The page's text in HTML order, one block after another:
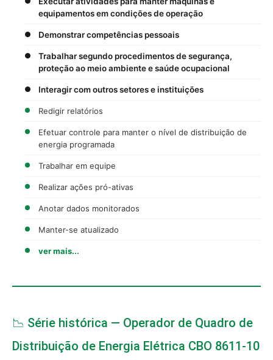
equipamentos em condições de operação
Demonstrar competências pessoais
Trabalhar segundo procedimentos de segurança,
proteção ao meio ambiente e saúde ocupacional
Interagir com outros setores e instituições
Redigir relatórios
Efetuar controle para manter o nível de distribuição de
energia programada
Trabalhar em equipe
Realizar ações pró-ativas
Anotar dados monitorados
Manter-se atualizado
ver mais...
📉 Série histórica — Operador de Quadro de
Distribuição de Energia Elétrica CBO 8611-10